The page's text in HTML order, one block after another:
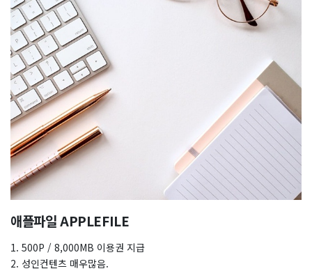
애플파일 APPLEFILE
1. 500P / 8,000MB 이용권 지급
2. 성인컨텐츠 매우많음.